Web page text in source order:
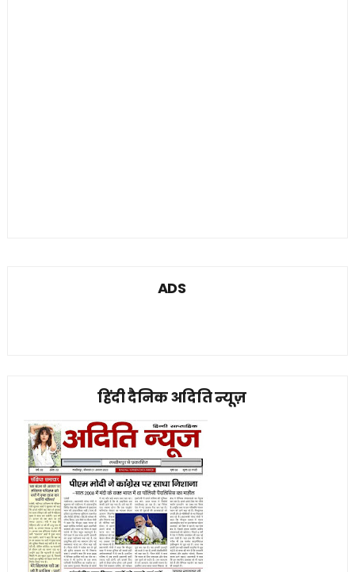
ADS
हिंदी दैनिक अदिति न्यूज़